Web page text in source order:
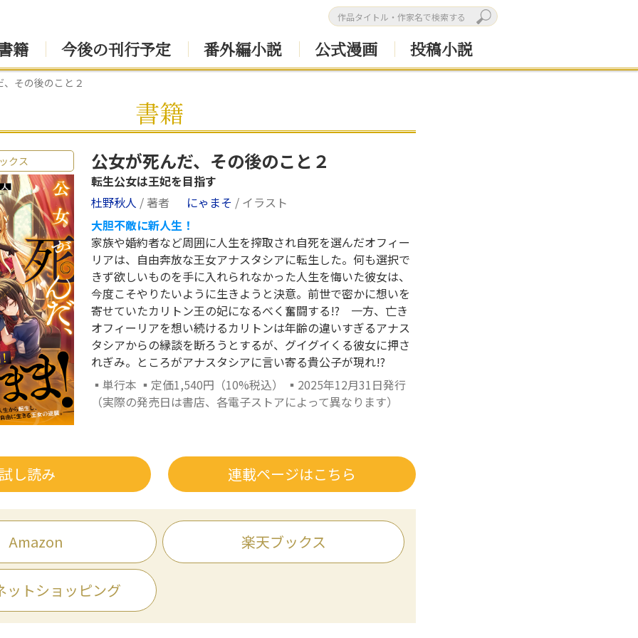
籍 今後の刊行予定 番外編小説 公式漫画 投稿小説
その後のこと２
書籍
クス 公女が死んだ、その後のこと２
転生公女は王妃を目指す
杜野秋人 / 著者 にゃまそ / イラスト
大胆不敵に新人生！
家族や婚約者など周囲に人生を搾取され自死を選んだオフィー
リアは、自由奔放な王女アナスタシアに転生した。何も選択で
きず欲しいものを手に入れられなかった人生を悔いた彼女は、
今度こそやりたいように生きようと決意。前世で密かに想いを
寄せていたカリトン王の妃になるべく奮闘する!? 一方、亡き
オフィーリアを想い続けるカリトンは年齢の違いすぎるアナス
タシアからの縁談を断ろうとするが、グイグイくる彼女に押さ
れぎみ。ところがアナスタシアに言い寄る貴公子が現れ!?
▪単行本 ▪定価1,540円（10%税込） ▪2025年12月31日発行
（実際の発売日は書店、各電子ストアによって異なります）
し読み 連載ページはこちら
Amazon 楽天ブックス
ットショッピング